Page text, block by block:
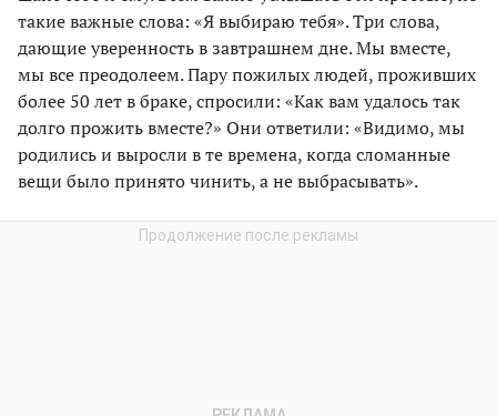
такие важные слова: «Я выбираю тебя». Три слова,
дающие уверенность в завтрашнем дне. Мы вместе,
мы все преодолеем. Пару пожилых людей, проживших
более 50 лет в браке, спросили: «Как вам удалось так
долго прожить вместе?» Они ответили: «Видимо, мы
родились и выросли в те времена, когда сломанные
вещи было принято чинить, а не выбрасывать».